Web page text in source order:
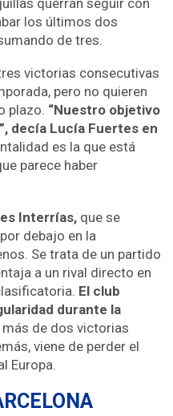
los últimos dos
de tres.
victorias consecutivas
pero no quieren
plazo. “Nuestro objetivo
decía Lucía Fuertes en
es la que está
parece haber
Interrías, que se
debajo en la
Se trata de un partido
a un rival directo en
El club
durante la
más de dos victorias
viene de perder el
Europa.